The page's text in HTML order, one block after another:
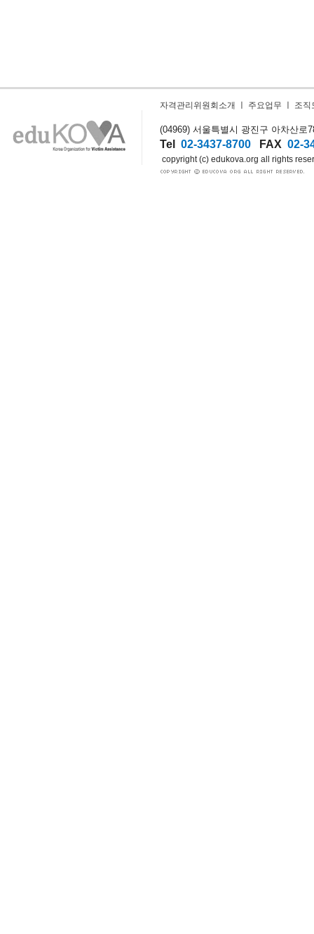
자격관리위원회소개 주요업무 조직
(04969) 서울특별시 광진구 아차산로
Tel 02-3437-8700 FAX 02-
copyright (c) edukova.org all rights